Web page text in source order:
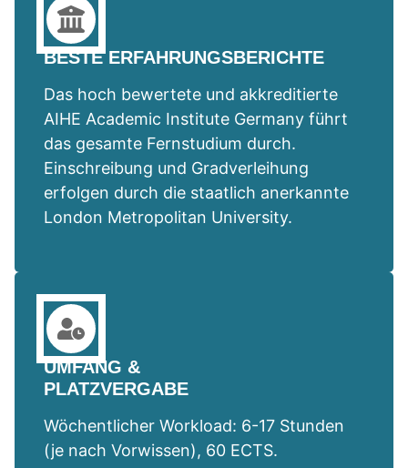
BESTE ERFAHRUNGSBERICHTE
Das hoch bewertete und akkreditierte
AIHE Academic Institute Germany führt
das gesamte Fernstudium durch.
Einschreibung und Gradverleihung
erfolgen durch die staatlich anerkannte
London Metropolitan University.
UMFANG &
PLATZVERGABE
Wöchentlicher Workload: 6-17 Stunden
(je nach Vorwissen), 60 ECTS.